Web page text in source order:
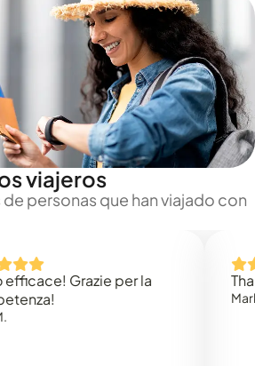
viajeros
personas que han viajado con
Grazie per la
Thank
Mark N.